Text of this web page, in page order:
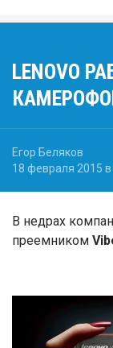
LENOVO
Егор Беляков
18 февраля 2015 в
В недрах
преемником